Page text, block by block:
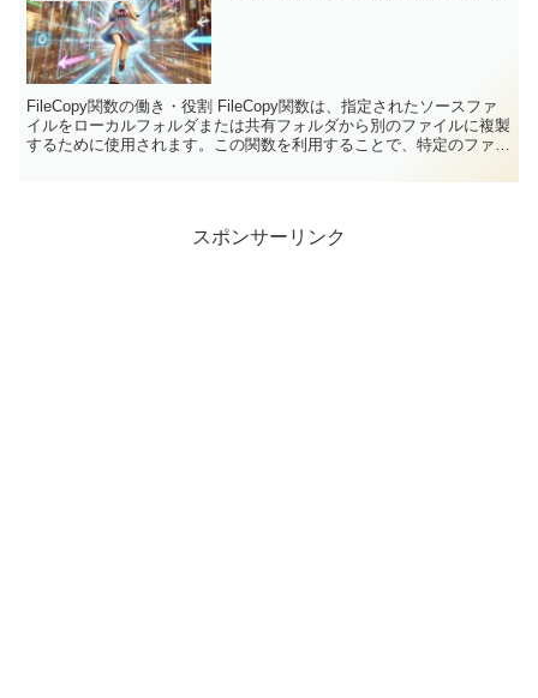
FileCopy関数の働き・役割 FileCopy関数は、指定されたソースファ
イルをローカルフォルダまたは共有フォルダから別のファイルに複製
するために使用されます。この関数を利用することで、特定のファイ
スポンサーリンク